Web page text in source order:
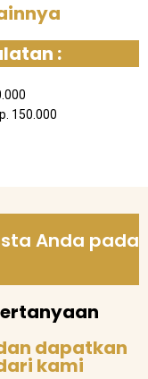
:
150.000
Anda pada
dapatkan
kami